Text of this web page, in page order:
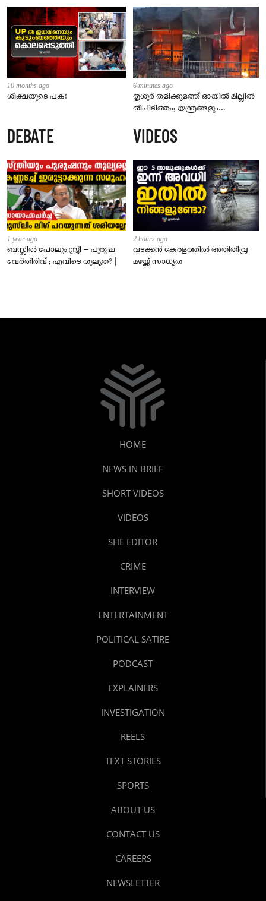
10 months ago
ശിക്ഷയുടെ പക!
6 minutes ago
തൃശൂർ തളിക്കുളത്ത് ഓയിൽ മില്ലിൽ
തീപിടിത്തം; യന്ത്രങ്ങളും
കത്തിനശിച്ചു
DEBATE
1 year ago
ബസ്സിൽ പോലും സ്ത്രീ – പുരുഷ
വേർതിരിവ് ; എവിടെ തുല്യത? |
VIDEOS
2 hours ago
വടക്കൻ കേരളത്തിൽ അതിതീവ്ര
മഴയ്ക്ക് സാധ്യത
HOME
NEWS IN BRIEF
SHORT VIDEOS
VIDEOS
SHE EDITOR
CRIME
INTERVIEW
ENTERTAINMENT
POLITICAL SATIRE
PODCAST
EXPLAINERS
INVESTIGATION
REELS
TEXT STORIES
SPORTS
ABOUT US
CONTACT US
CAREERS
NEWSLETTER